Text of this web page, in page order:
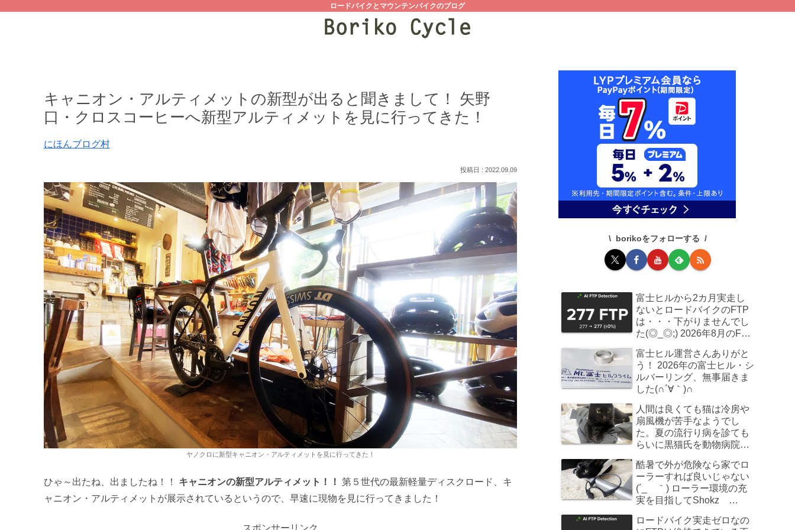
ロードバイクとマウンテンバイクのブログ
キャニオン・アルティメットの新型が出ると聞きまして！ 矢野
口・クロスコーヒーへ新型アルティメットを見に行ってきた！
にほんブログ村
2022.09.09
ヤノクロに新型キャニオン・アルティメットを見に行ってきた！
ひゃ～出たね、出ましたね！！ キャニオンの新型アルティメット！！ 第５世代の最新軽量ディスクロード、キ
ャニオン・アルティメットが展示されているというので、早速に現物を見に行ってきました！
borikoをフォローする
富士ヒルから2カ月実走し
ないとロードバイクのFTP
は・・・下がりませんでし
た(◎_◎;) 2026年8月のFTP
富士ヒル運営さんありがと
う！ 2026年の富士ヒル・シ
ルバーリング、無事届きま
した(∩´∀｀)∩
人間は良くても猫は冷房や
扇風機が苦手なようでし
た。夏の流行り病を診ても
らいに黒猫氏を動物病院へ
酷暑で外が危険なら家でロ
ーラーすれば良いじゃない
(´_ゝ｀) ローラー環境の充
実を目指してShokz
た
ロードバイク実走ゼロなの